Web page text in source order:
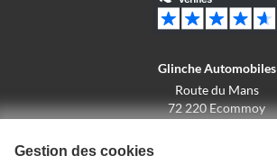
Glinche Automobiles
Route du Mans
72 220 Ecommoy
Gestion des cookies